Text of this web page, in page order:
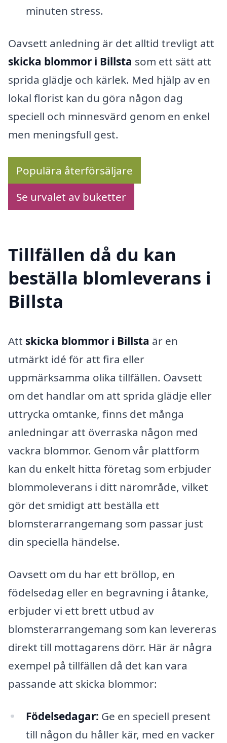
minuten stress.
Oavsett anledning är det alltid trevligt att
skicka blommor i Billsta som ett sätt att
sprida glädje och kärlek. Med hjälp av en
lokal florist kan du göra någon dag
speciell och minnesvärd genom en enkel
men meningsfull gest.
Populära återförsäljare
Se urvalet av buketter
Tillfällen då du kan
beställa blomleverans i
Billsta
Att skicka blommor i Billsta är en
utmärkt idé för att fira eller
uppmärksamma olika tillfällen. Oavsett
om det handlar om att sprida glädje eller
uttrycka omtanke, finns det många
anledningar att överraska någon med
vackra blommor. Genom vår plattform
kan du enkelt hitta företag som erbjuder
blommoleverans i ditt närområde, vilket
gör det smidigt att beställa ett
blomsterarrangemang som passar just
din speciella händelse.
Oavsett om du har ett bröllop, en
födelsedag eller en begravning i åtanke,
erbjuder vi ett brett utbud av
blomsterarrangemang som kan levereras
direkt till mottagarens dörr. Här är några
exempel på tillfällen då det kan vara
passande att skicka blommor:
Födelsedagar: Ge en speciell present
till någon du håller kär, med en vacker